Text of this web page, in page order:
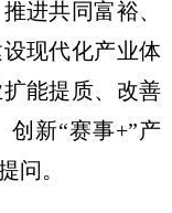
进共同富裕、
现代化产业体
能提质、改善
创新“赛事+”产
问。